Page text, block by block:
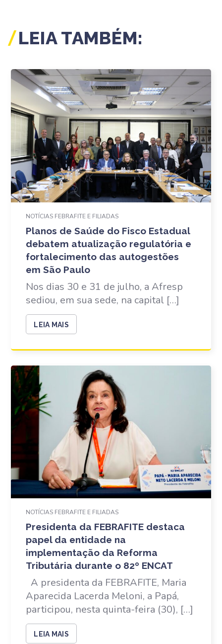
LEIA TAMBÉM:
NOTÍCIAS FEBRAFITE E FILIADAS
Planos de Saúde do Fisco Estadual
debatem atualização regulatória e
fortalecimento das autogestões
em São Paulo
Nos dias 30 e 31 de julho, a Afresp
sediou, em sua sede, na capital […]
LEIA MAIS
NOTÍCIAS FEBRAFITE E FILIADAS
Presidenta da FEBRAFITE destaca
papel da entidade na
implementação da Reforma
Tributária durante o 82º ENCAT
A presidenta da FEBRAFITE, Maria
Aparecida Lacerda Meloni, a Papá,
participou, nesta quinta-feira (30), […]
LEIA MAIS